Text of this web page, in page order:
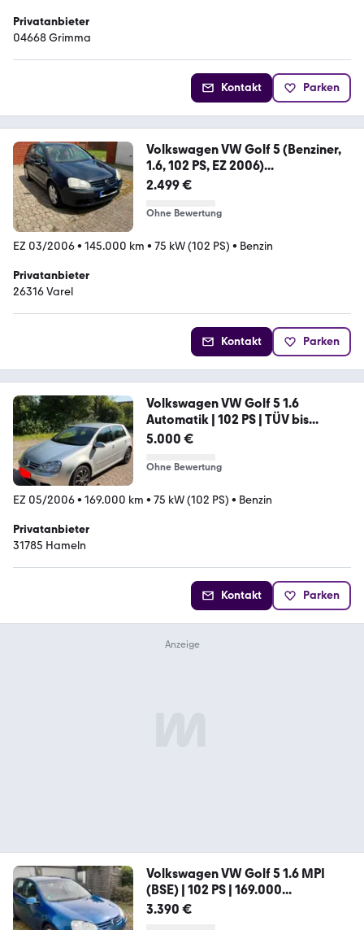
Privatanbieter
04668 Grimma
Kontakt Parken
Volkswagen VW Golf 5 (Benziner,
1.6, 102 PS, EZ 2006)...
2.499 €
Ohne Bewertung
EZ 03/2006• 145.000 km • 75 kW (102 PS) • Benzin
Privatanbieter
26316 Varel
Kontakt Parken
Volkswagen VW Golf 5 1.6
Automatik | 102 PS | TÜV bis...
5.000 €
Ohne Bewertung
EZ 05/2006• 169.000 km • 75 kW (102 PS) • Benzin
Privatanbieter
31785 Hameln
Kontakt Parken
Volkswagen VW Golf 5 1.6 MPI
(BSE) | 102 PS | 169.000...
3.390 €